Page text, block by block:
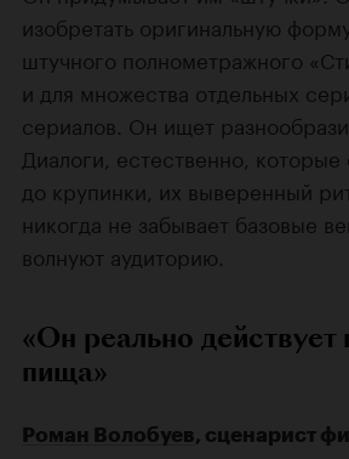
изобретать оригинальную
штучного полнометражного
и для множества отдельных
сериалов. Он ищет
Диалоги, естественно, которые
до крупинки, их выверенный
никогда не забывает базовые
волнуют аудиторию.
«Он реально
пища»
Роман Волобуев, сценарист